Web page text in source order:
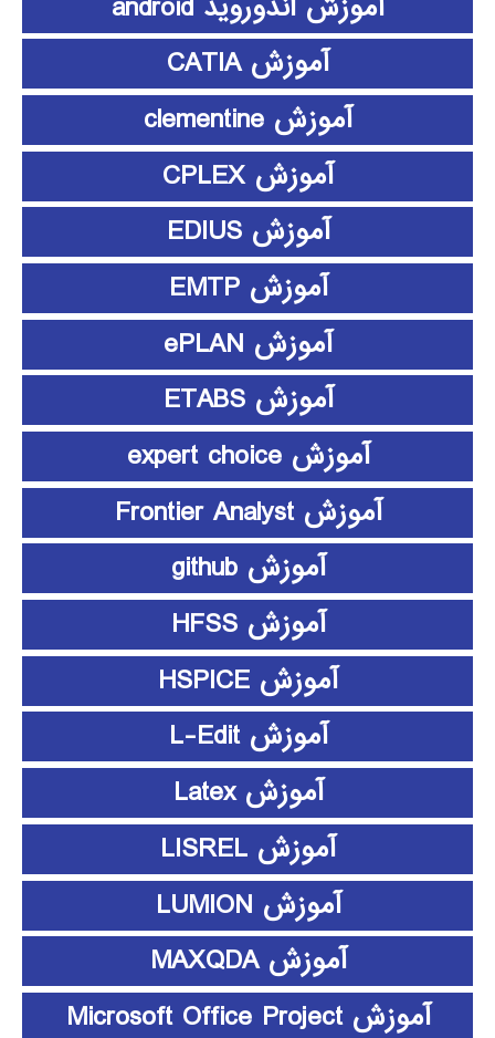
آموزش CATIA
آموزش clementine
آموزش CPLEX
آموزش EDIUS
آموزش EMTP
آموزش ePLAN
آموزش ETABS
آموزش expert choice
آموزش Frontier Analyst
آموزش github
آموزش HFSS
آموزش HSPICE
آموزش L-Edit
آموزش Latex
آموزش LISREL
آموزش LUMION
آموزش MAXQDA
آموزش Microsoft Office Project